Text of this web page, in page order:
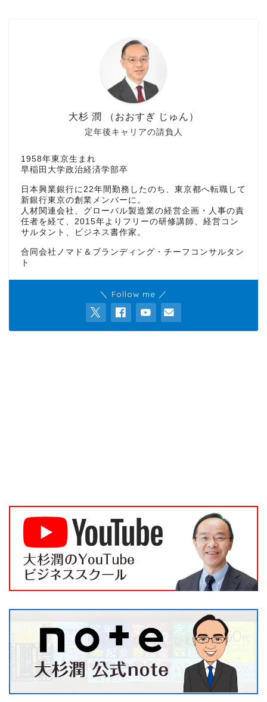
定年後キャリアの請負人
大杉 潤 （おおすぎ じゅん）
1958年東京生まれ
早稲田大学政治経済学部卒
日本興業銀行に22年間勤務したのち、東京都へ転職して
新銀行東京の創業メンバーに。
人材関連会社、グローバル製造業の経営企画・人事の責
任者を経て、2015年よりフリーの研修講師、経営コン
サルタント、ビジネス書作家。
合同会社ノマド＆ブランディング・チーフコンサルタン
ト
＼ Follow me ／